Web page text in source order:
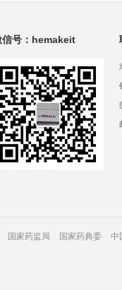
信号：hemakeit
国家药监局 国家药典委
中